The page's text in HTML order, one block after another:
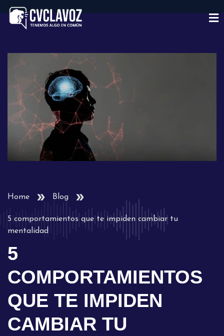
Home Blog
5 comportamientos que te impiden cambiar tu
mentalidad
5
COMPORTAMIENTOS
QUE TE IMPIDEN
CAMBIAR TU